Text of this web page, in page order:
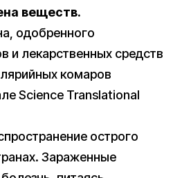
веществ.
одобренного
и лекарственных средств
комаров
Science Translational
острого
Зараженные